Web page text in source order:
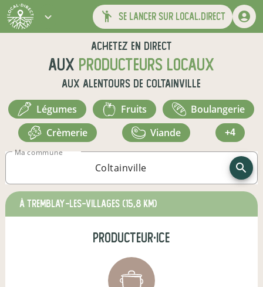
se lancer sur local.direct
Achetez en direct
aux producteurs locaux
aux alentours de Coltainville
légumes fruits
boulangerie
crèmerie
viande +4
Ma commune
à Tremblay-les-Villages (15,8 km)
producteur·ice